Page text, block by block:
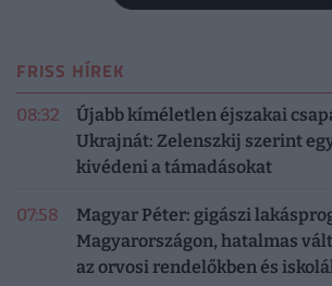
FRISS HÍREK
08:32
Újabb kíméletlen éjszakai
Ukrajnát: Zelenszkij szerint
kivédeni a támadásokat
07:58
Magyar Péter: gigászi
Magyarországon, hatalmas
az orvosi rendelőkben és